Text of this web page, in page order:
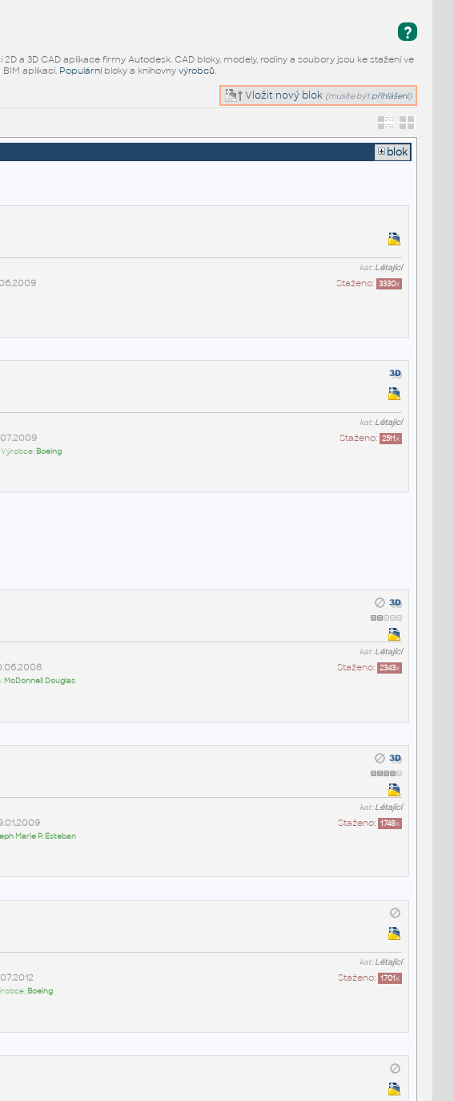
?
a 3D CAD aplikace firmy Autodesk. CAD bloky, modely, rodiny a soubory jsou ke stažení ve
aplikací. Populárníbloky a knihovny výrobců.
Vložit nový blok (musíte být přihlášeni)
blok
kat:Létající
Staženo: 3330x
kat:Létající
Staženo: 2511x
Výrobce: Boeing
kat:Létající
Staženo: 2343x
McDonnell Douglas
kat:Létající
Staženo: 1748x
Marie P. Esteban
kat:Létající
Staženo: 1701x
Boeing